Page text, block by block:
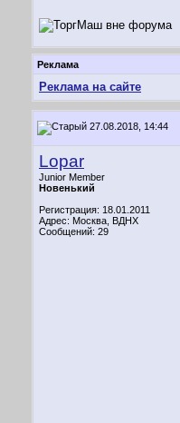
Реклама
Реклама на сайте
27.08.2018, 14:44
Lopar
Junior Member
Новенький
Регистрация: 18.01.2011
Адрес: Москва, ВДНХ
Сообщений: 29